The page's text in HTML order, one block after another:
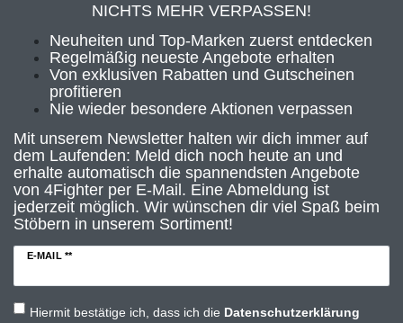
NICHTS MEHR VERPASSEN!
Neuheiten und Top-Marken zuerst entdecken
Regelmäßig neueste Angebote erhalten
Von exklusiven Rabatten und Gutscheinen
profitieren
Nie wieder besondere Aktionen verpassen
Mit unserem Newsletter halten wir dich immer auf
dem Laufenden: Meld dich noch heute an und
erhalte automatisch die spannendsten Angebote
von 4Fighter per E-Mail. Eine Abmeldung ist
jederzeit möglich. Wir wünschen dir viel Spaß beim
Stöbern in unserem Sortiment!
E-MAIL **
Hiermit bestätige ich, dass ich die Daten­schutz­erklärung